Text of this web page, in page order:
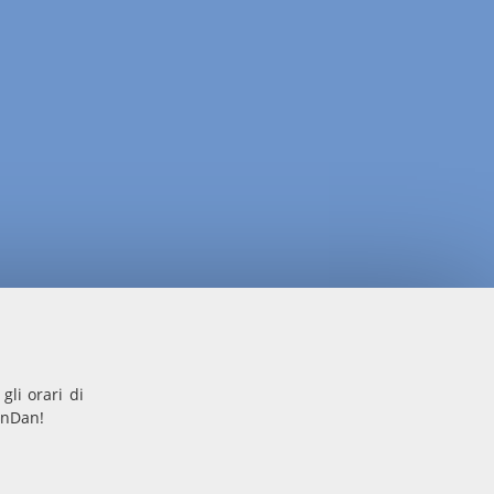
gli orari di